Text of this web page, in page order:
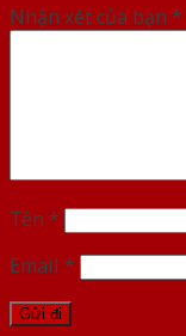
Nhận xét của bạn *
Tên *
Email *